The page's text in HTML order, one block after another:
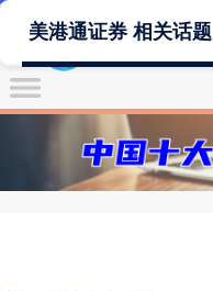
美港通证券 相关话题